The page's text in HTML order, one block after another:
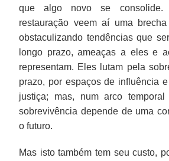
que algo novo se consolide.
restauração veem aí uma
obstaculizando tendências que
longo prazo, ameaças a eles e
representam. Eles lutam pela
prazo, por espaços de influência
justiça; mas, num arco
sobrevivência depende de uma
o futuro.
Mas isto também tem seu custo,